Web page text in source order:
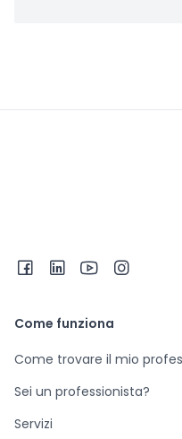
Come funziona
Come trovare il mio
Sei un professionista?
Servizi